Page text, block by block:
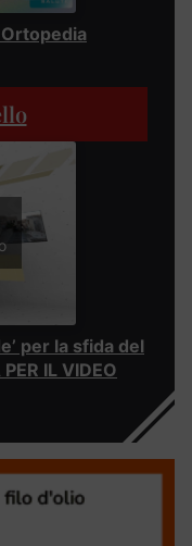
per la sfida del
IL VIDEO